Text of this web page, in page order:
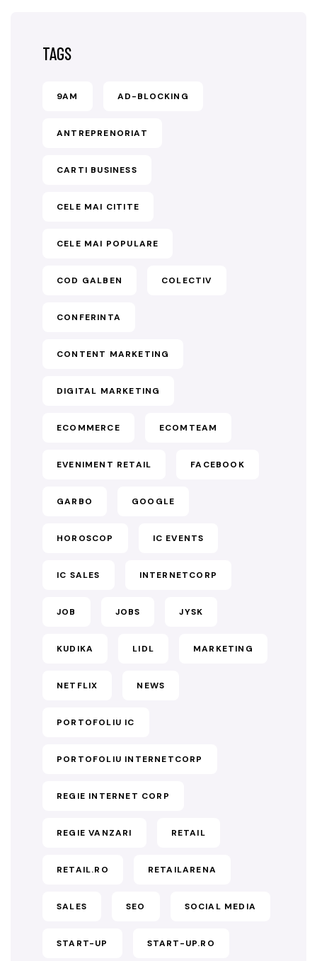
TAGS
9AM AD-BLOCKING
ANTREPRENORIAT
CARTI BUSINESS
CELE MAI CITITE
CELE MAI POPULARE
COD GALBEN COLECTIV
CONFERINTA
CONTENT MARKETING
DIGITAL MARKETING
ECOMMERCE ECOMTEAM
EVENIMENT RETAIL FACEBOOK
GARBO GOOGLE
HOROSCOP IC EVENTS
IC SALES INTERNETCORP
JOB JOBS JYSK
KUDIKA LIDL MARKETING
NETFLIX NEWS
PORTOFOLIU IC
PORTOFOLIU INTERNETCORP
REGIE INTERNET CORP
REGIE VANZARI RETAIL
RETAIL.RO RETAILARENA
SALES SEO SOCIAL MEDIA
START-UP START-UP.RO